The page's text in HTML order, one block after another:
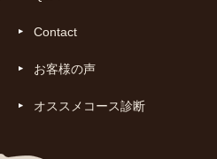
Contact
お客様の声
オススメコース診断